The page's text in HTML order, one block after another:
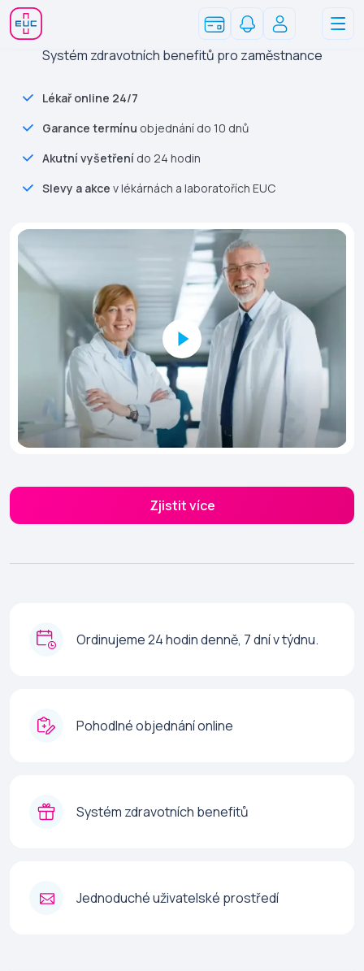
Systém zdravotních benefitů pro zaměstnance
Lékař online 24/7
Garance termínu objednání do 10 dnů
Akutní vyšetření do 24 hodin
Slevy a akce v lékárnách a laboratořích EUC
Zjistit více
Ordinujeme 24 hodin denně, 7 dní v týdnu.
Pohodlné objednání online
Systém zdravotních benefitů
Jednoduché uživatelské prostředí